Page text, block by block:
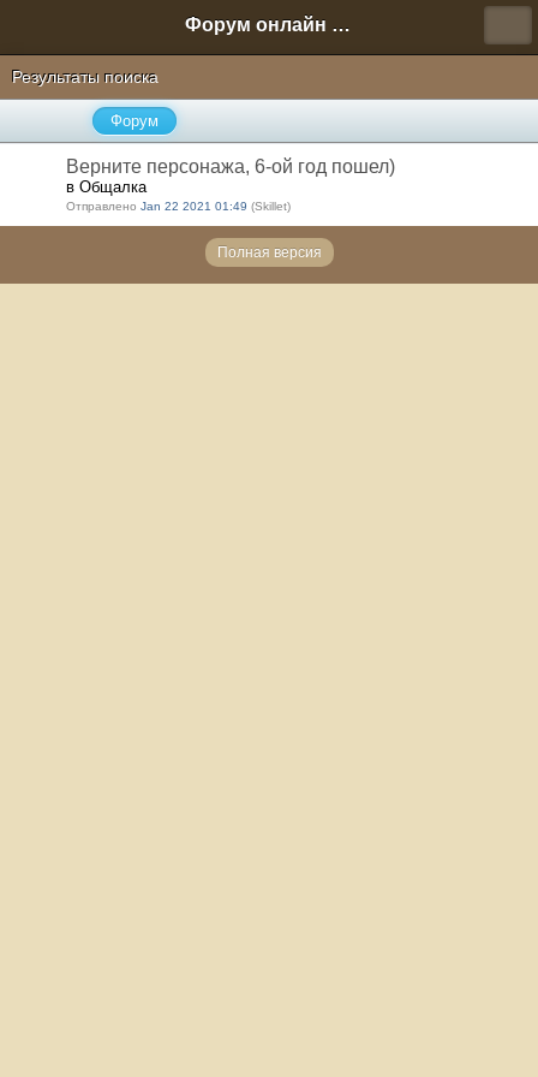
Форум онлайн игры "Новая Эра" (Нюра Биз)
Результаты поиска
Форум
Верните персонажа, 6-ой год пошел)
в Общалка
Отправлено Jan 22 2021 01:49 (Skillet)
Полная версия